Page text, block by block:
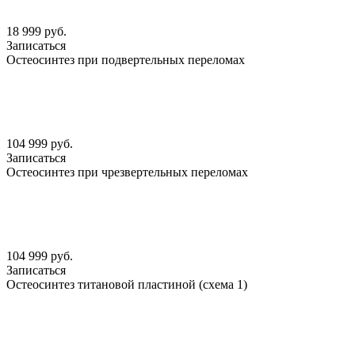
18 999 руб.
Записаться
Остеосинтез при подвертельных переломах
104 999 руб.
Записаться
Остеосинтез при чрезвертельных переломах
104 999 руб.
Записаться
Остеосинтез титановой пластиной (схема 1)